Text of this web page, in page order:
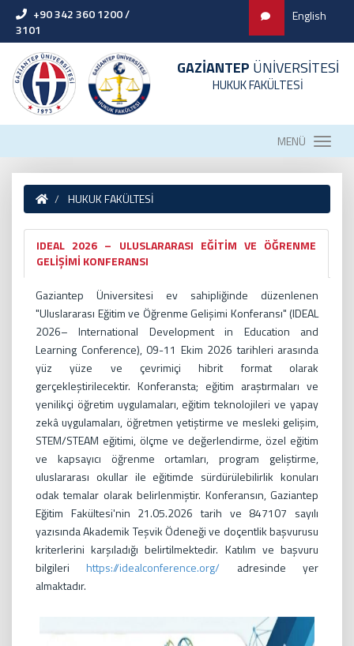
+90 342 360 1200 /
3101
English
GAZİANTEP ÜNİVERSİTESİ
HUKUK FAKÜLTESİ
MENÜ
HUKUK FAKÜLTESİ
IDEAL 2026 – ULUSLARARASI EĞİTİM VE ÖĞRENME
GELİŞİMİ KONFERANSI
Gaziantep Üniversitesi ev sahipliğinde düzenlenen
"Uluslararası Eğitim ve Öğrenme Gelişimi Konferansı" (IDEAL
2026– International Development in Education and
Learning Conference), 09-11 Ekim 2026 tarihleri arasında
yüz yüze ve çevrimiçi hibrit format olarak
gerçekleştirilecektir. Konferansta; eğitim araştırmaları ve
yenilikçi öğretim uygulamaları, eğitim teknolojileri ve yapay
zekâ uygulamaları, öğretmen yetiştirme ve mesleki gelişim,
STEM/STEAM eğitimi, ölçme ve değerlendirme, özel eğitim
ve kapsayıcı öğrenme ortamları, program geliştirme,
uluslararası okullar ile eğitimde sürdürülebilirlik konuları
odak temalar olarak belirlenmiştir. Konferansın, Gaziantep
Eğitim Fakültesi'nin 21.05.2026 tarih ve 847107 sayılı
yazısında Akademik Teşvik Ödeneği ve doçentlik başvurusu
kriterlerini karşıladığı belirtilmektedir. Katılım ve başvuru
bilgilerihttps://idealconference.org/ adresinde yer
almaktadır.